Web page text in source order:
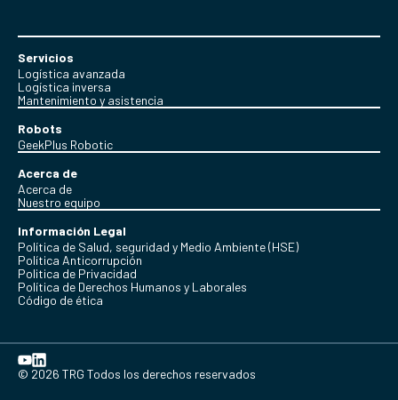
Servicios
Logística avanzada
Logística inversa
Mantenimiento y asistencia
Robots
GeekPlus Robotic
Acerca de
Acerca de
Nuestro equipo
Información Legal
Política de Salud, seguridad y Medio Ambiente (HSE)
Política Anticorrupción
Politica de Privacidad
Política de Derechos Humanos y Laborales
Código de ética
© 2026 TRG Todos los derechos reservados